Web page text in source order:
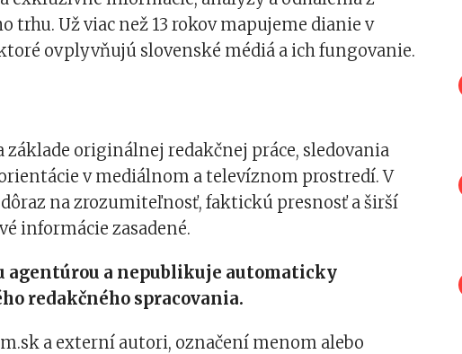
trhu. Už viac než 13 rokov mapujeme dianie v
ovplyvňujú slovenské médiá a ich fungovanie.
základe originálnej redakčnej práce, sledovania
v mediálnom a televíznom prostredí. V
na zrozumiteľnosť, faktickú presnosť a širší
informácie zasadené.
agentúrou a nepublikuje automaticky
redakčného spracovania.
a externí autori, označení menom alebo